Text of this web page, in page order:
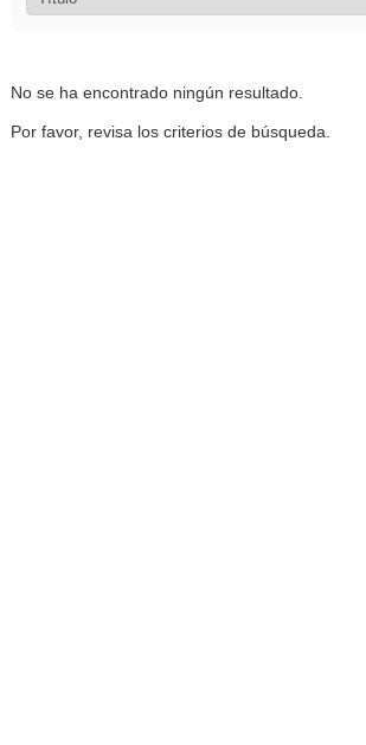
No se ha encontrado ningún resultado.
Por favor, revisa los criterios de búsqueda.